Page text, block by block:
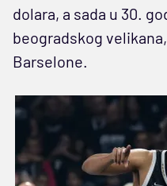
dolara, a sada u 30.
beogradskog
Barselone.